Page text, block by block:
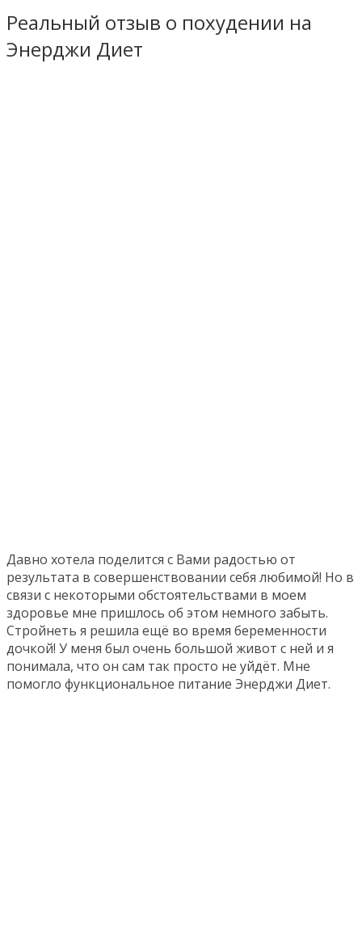
Реальный отзыв о похудении на
Энерджи Диет
Давно хотела поделится с Вами радостью от
результата в совершенствовании себя любимой! Но в
связи с некоторыми обстоятельствами в моем
здоровье мне пришлось об этом немного забыть.
Стройнеть я решила ещё во время беременности
дочкой! У меня был очень большой живот с ней и я
понимала, что он сам так просто не уйдёт. Мне
помогло функциональное питание Энерджи Диет.